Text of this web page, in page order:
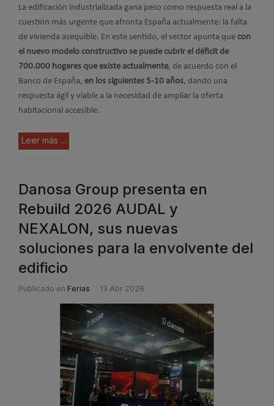
La edificación industrializada gana peso como respuesta real a la
cuestión más urgente que afronta España actualmente: la falta
de vivienda asequible. En este sentido, el sector apunta que con
el nuevo modelo constructivo se puede cubrir el déficit de
700.000 hogares que existe actualmente, de acuerdo con el
Banco de España, en los siguientes 5-10 años, dando una
respuesta ágil y viable a la necesidad de ampliar la oferta
habitacional accesible.
Leer más ...
Danosa Group presenta en
Rebuild 2026 AUDAL y
NEXALON, sus nuevas
soluciones para la envolvente del
edificio
Publicado en Ferias 13 Abr 2026